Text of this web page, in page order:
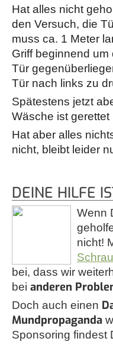
Hat alles nicht
den Versuch, die
muss ca. 1 Meter
Griff beginnend
Tür
Tür nach links zu
Spätestens jetzt
Wäsche ist
Hat aber alles
nicht, bleibt leider
DEINE HILFE
Wenn
nicht!
bei, dass wir
bei anderen
Doch auch einen
Mundpropaganda
Sponsoring findest